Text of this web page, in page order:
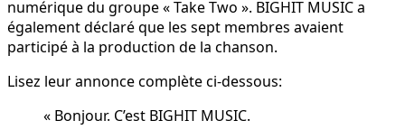
numérique du groupe « Take Two ». BIGHIT MUSIC a
également déclaré que les sept membres avaient
participé à la production de la chanson.
Lisez leur annonce complète ci-dessous:
« Bonjour. C’est BIGHIT MUSIC.